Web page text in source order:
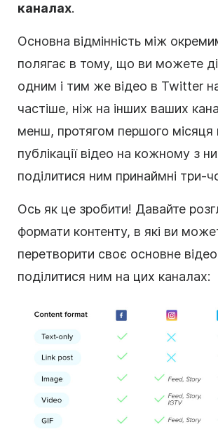
каналах.
Основна відмінність між
полягає в тому, що ви можете
одним і тим же відео в Twitter
частіше, ніж на інших ваших
менш, протягом першого місяця
публікації відео на кожному з
поділитися ним принаймні три-
Ось як це зробити! Давайте
формати контенту, в які ви
перетворити своє основне
поділитися ним на цих каналах: